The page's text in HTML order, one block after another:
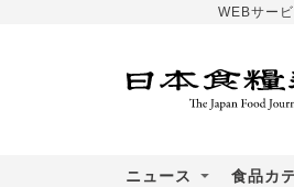
WEBサー
ニュース 食品カ